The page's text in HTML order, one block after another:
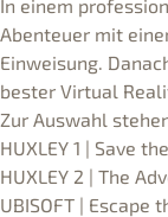
In einem
Abenteuer mit
Einweisung.
bester Virtual
Zur Auswahl
HUXLEY 1 | Save
HUXLEY 2 | The
UBISOFT | Escape